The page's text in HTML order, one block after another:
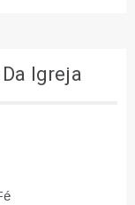
Igreja